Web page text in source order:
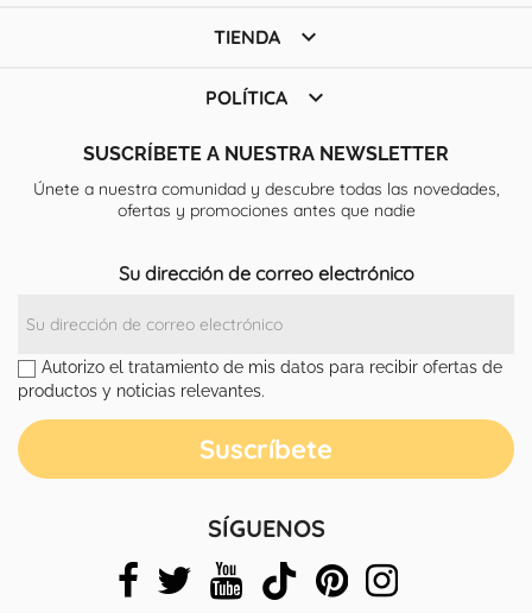
TIENDA 
POLÍTICA 
SUSCRÍBETE A NUESTRA NEWSLETTER
Únete a nuestra comunidad y descubre todas las novedades,
ofertas y promociones antes que nadie
Su dirección de correo electrónico
Autorizo el tratamiento de mis datos para recibir ofertas de
productos y noticias relevantes.
SÍGUENOS